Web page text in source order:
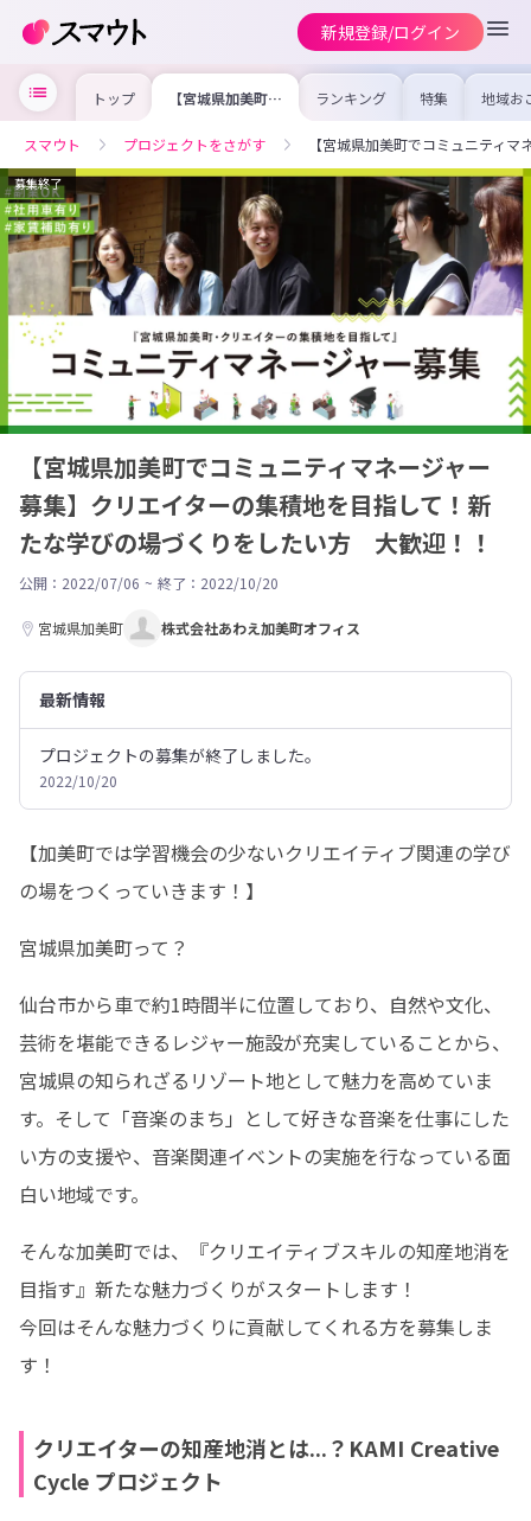
新規登録/ログイン
トップ 【宮城県加美町で
コミュニティマネ
リエイターの集積
地を目指して！新
たな学びの場づく
りをしたい方 大
歓迎！！
ランキング 特集 地域お
の求
を集め
事内容
を比較
合った
けよう
スマウト プロジェクトをさがす 【宮城県加美町でコミュニティ
募集終了
【宮城県加美町でコミュニティマネージャー
募集】クリエイターの集積地を目指して！新
たな学びの場づくりをしたい方 大歓迎！！
公開：2022/07/06 ~ 終了：2022/10/20
宮城県加美町 株式会社あわえ加美町オフィス
最新情報
プロジェクトの募集が終了しました。
2022/10/20
【加美町では学習機会の少ないクリエイティブ関連の学び
の場をつくっていきます！】
宮城県加美町って？
仙台市から車で約1時間半に位置しており、自然や文化、
芸術を堪能できるレジャー施設が充実していることから、
宮城県の知られざるリゾート地として魅力を高めていま
す。そして「音楽のまち」として好きな音楽を仕事にした
い方の支援や、音楽関連イベントの実施を行なっている面
白い地域です。
そんな加美町では、『クリエイティブスキルの知産地消を
目指す』新たな魅力づくりがスタートします！
今回はそんな魅力づくりに貢献してくれる方を募集しま
す！
クリエイターの知産地消とは...？KAMI Creative
Cycle プロジェクト